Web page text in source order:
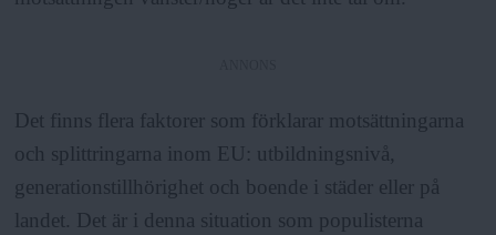
Det finns flera faktorer som förklarar motsättningarna
och splittringarna inom EU: utbildningsnivå,
generationstillhörighet och boende i städer eller på
landet. Det är i denna situation som populisterna